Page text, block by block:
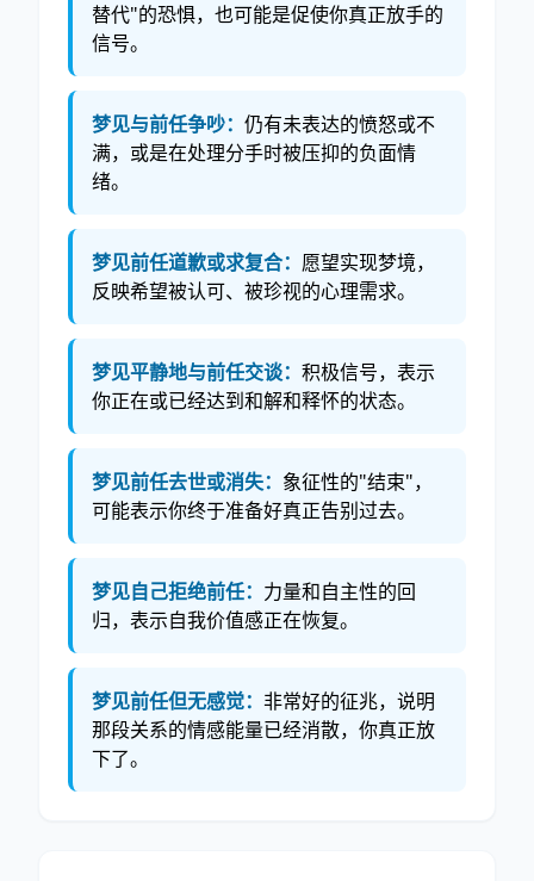
替代"的恐惧，也可能是促使你真正放手的
信号。
梦见与前任争吵： 仍有未表达的愤怒或不
满，或是在处理分手时被压抑的负面情
绪。
梦见前任道歉或求复合： 愿望实现梦境，
反映希望被认可、被珍视的心理需求。
梦见平静地与前任交谈： 积极信号，表示
你正在或已经达到和解和释怀的状态。
梦见前任去世或消失： 象征性的"结束"，
可能表示你终于准备好真正告别过去。
梦见自己拒绝前任： 力量和自主性的回
归，表示自我价值感正在恢复。
梦见前任但无感觉： 非常好的征兆，说明
那段关系的情感能量已经消散，你真正放
下了。